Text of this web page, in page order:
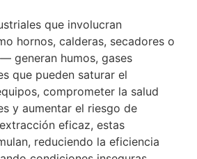
que involucran
hornos, calderas, secadores o
generan humos, gases
que pueden saturar el
comprometer la salud
y aumentar el riesgo de
eficaz, estas
reduciendo la eficiencia